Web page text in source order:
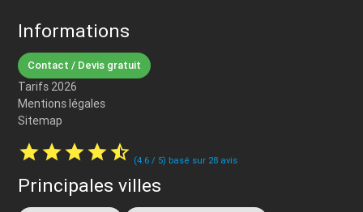
Informations
Contact / Devis gratuit
Tarifs 2026
Mentions légales
Sitemap
starstarstarstarstar_half (4.6 / 5) basé sur 28 avis
Principales villes